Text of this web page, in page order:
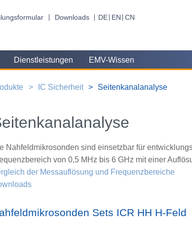
Downloads DE EN CN
Dienstleistungen EMV-Wissen
IC Sicherheit Seitenkanalanalyse
Nahfeldmikrosonden sind einsetzbar für
von 0,5 MHz bis 6 GHz mit einer
der Messauflösung und Frequenzbereiche
Sets ICR HH H-Feld